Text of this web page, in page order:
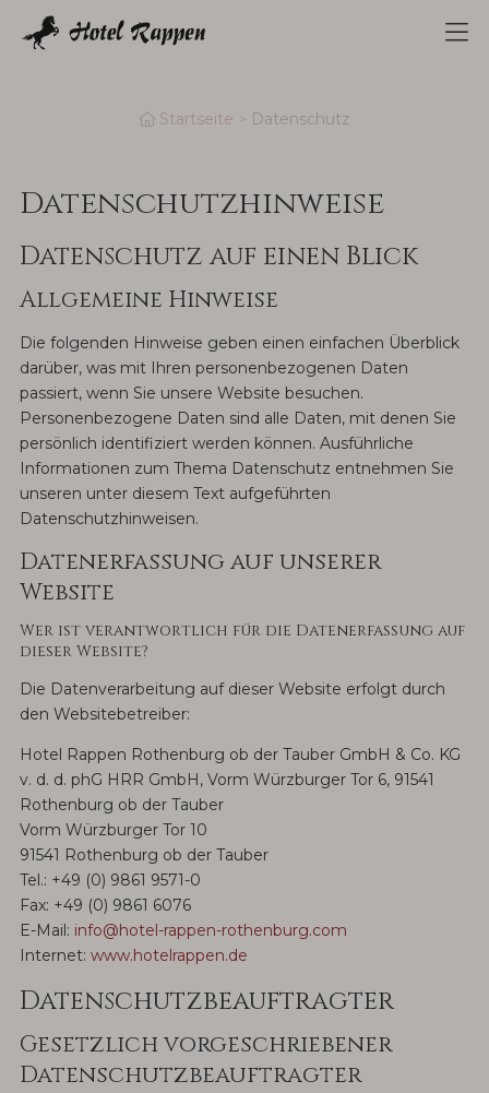
Startseite Datenschutz
Datenschutz­hinweise
Datenschutz auf einen Blick
Allgemeine Hinweise
Die folgenden Hinweise geben einen einfachen Überblick
darüber, was mit Ihren personenbezogenen Daten
passiert, wenn Sie unsere Website besuchen.
Personenbezogene Daten sind alle Daten, mit denen Sie
persönlich identifiziert werden können. Ausführliche
Informationen zum Thema Datenschutz entnehmen Sie
unseren unter diesem Text aufgeführten
Datenschutzhinweisen.
Datenerfassung auf unserer
Website
Wer ist verantwortlich für die Datenerfassung auf
dieser Website?
Die Datenverarbeitung auf dieser Website erfolgt durch
den Websitebetreiber:
Hotel Rappen Rothenburg ob der Tauber GmbH & Co. KG
v. d. d. phG HRR GmbH, Vorm Würzburger Tor 6, 91541
Rothenburg ob der Tauber
Vorm Würzburger Tor 10
91541 Rothenburg ob der Tauber
Tel.: +49 (0) 9861 9571-0
Fax: +49 (0) 9861 6076
E-Mail: info@hotel-rappen-rothenburg.com
Internet: www.hotelrappen.de
Datenschutz­beauftragter
Gesetzlich vorgeschriebener
Datenschutz­beauftragter